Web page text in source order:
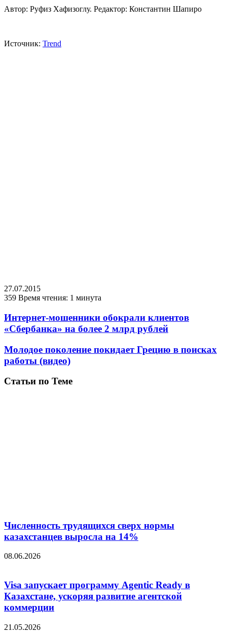
Автор: Руфиз Хафизоглу. Редактор: Константин Шапиро
Источник: Trend
27.07.2015
359 Время чтения: 1 минута
Интернет-мошенники обокрали клиентов
«Сбербанка» на более 2 млрд рублей
Молодое поколение покидает Грецию в поисках
работы (видео)
Статьи по Теме
Численность трудящихся сверх нормы
казахстанцев выросла на 14%
08.06.2026
Visa запускает программу Agentic Ready в
Казахстане, ускоряя развитие агентской
коммерции
21.05.2026